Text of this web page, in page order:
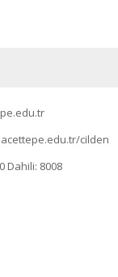
cilden
Dahili: 8008